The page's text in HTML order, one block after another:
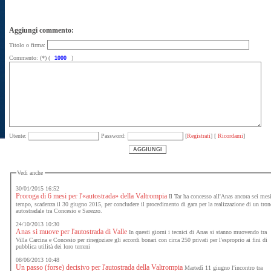
Aggiungi commento:
Titolo o firma:
Commento: (*) (
)
Utente: Password: [Registrati] [ Ricordami]
Vedi anche
30/01/2015 16:52
Proroga di 6 mesi per l'«autostrada» della Valtrompia Il Tar ha concesso all'Anas ancora sei
tempo, scadenza il 30 giugno 2015, per concludere il procedimento di gara per la realizzazione di un
autostradale tra Concesio e Sarezzo.
24/10/2013 10:30
Anas si muove per l'autostrada di Valle In questi giorni i tecnici di Anas si stanno muovendo tra
Villa Carcina e Concesio per rinegoziare gli accordi bonari con circa 250 privati per l'esproprio ai fini di
pubblica utilità dei loro terreni
08/06/2013 10:48
Un passo (forse) decisivo per l'autostrada della Valtrompia Martedì 11 giugno l'incontro tra